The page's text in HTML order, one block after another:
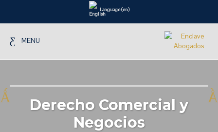
Language (en)
MENU
Derecho Comercial y
Negocios